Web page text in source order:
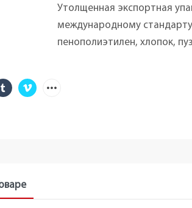
Утолщенная экспортная
международному
пенополиэтилен, хлопок,